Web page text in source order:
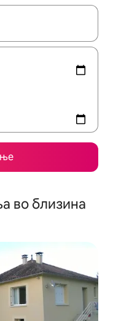
се со копчињата
во близина